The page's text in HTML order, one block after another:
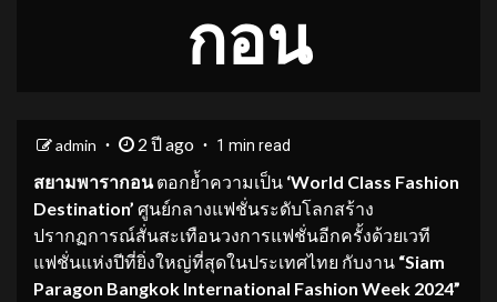
กอน
admin 2 ปี ago 1 min read
สยามพารากอนตอกย้ำความเป็น ‘World Class Fashion
Destination’ ศูนย์กลางแฟชั่นระดับโลกสร้าง
ปรากฏการณ์สั่นสะเทือนวงการแฟชั่นอีกครั้งด้วยเวที
แฟชั่นแห่งปีที่ยิ่งใหญ่ที่สุดในประเทศไทย กับงาน “Siam
Paragon Bangkok International Fashion Week 2024”